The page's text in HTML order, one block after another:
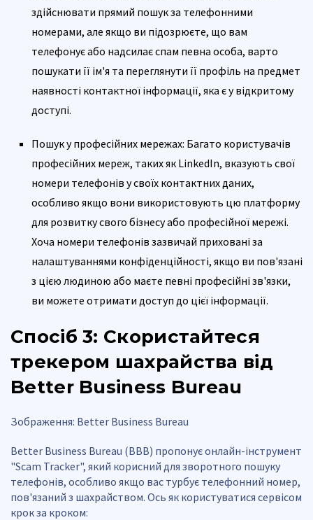
здійснювати прямий пошук за телефонними
номерами, але якщо ви підозрюєте, що вам
телефонує або надсилає спам певна особа, варто
пошукати її ім'я та переглянути її профіль на предмет
наявності контактної інформації, яка є у відкритому
доступі.
Пошук у професійних мережах: Багато користувачів
професійних мереж, таких як LinkedIn, вказують свої
номери телефонів у своїх контактних даних,
особливо якщо вони використовують цю платформу
для розвитку свого бізнесу або професійної мережі.
Хоча номери телефонів зазвичай приховані за
налаштуваннями конфіденційності, якщо ви пов'язані
з цією людиною або маєте певні професійні зв'язки,
ви можете отримати доступ до цієї інформації.
Спосіб 3: Скористайтеся
трекером шахрайства від
Better Business Bureau
Зображення: Better Business Bureau
Better Business Bureau (BBB) пропонує онлайн-інструмент
"Scam Tracker", який корисний для зворотного пошуку
телефонів, особливо якщо вас турбує телефонний номер,
пов'язаний з шахрайством. Ось як користуватися сервісом
крок за кроком: